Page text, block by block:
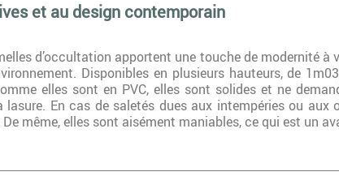
et au design contemporain
d’occultation apportent une touche de modernité
Disponibles en plusieurs hauteurs, de
elles sont en PVC, elles sont solides et ne
lasure. En cas de saletés dues aux intempéries ou
même, elles sont aisément maniables, ce qui est un